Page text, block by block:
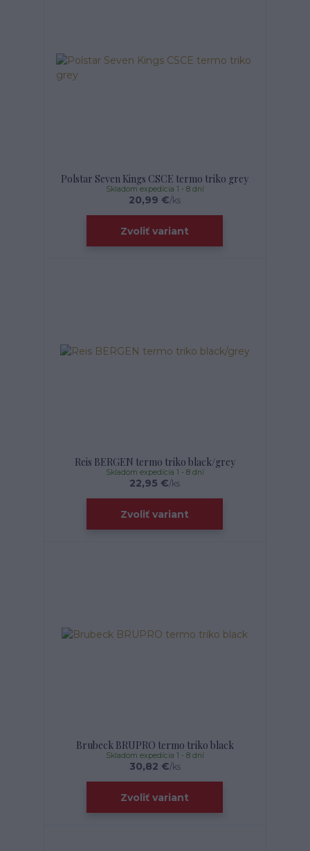
Polstar Seven Kings CSCE termo triko grey
20,99 €/ks
Skladom expedícia 1 - 8 dní
Zvoliť variant
Reis BERGEN termo triko black/grey
22,95 €/ks
Skladom expedícia 1 - 8 dní
Zvoliť variant
Brubeck BRUPRO termo triko black
30,82 €/ks
Skladom expedícia 1 - 8 dní
Zvoliť variant